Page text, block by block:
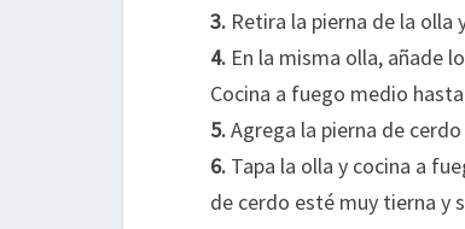
3. Retira la pierna de la olla
4. En la misma olla, añade
Cocina a fuego medio
5.Agrega la pierna de
6. Tapa la olla y cocina a
de cerdo esté muy tierna y